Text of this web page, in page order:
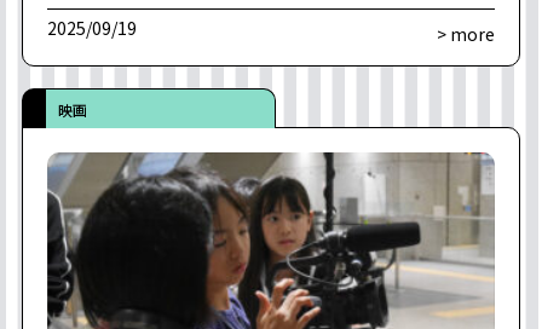
2025/09/19 > more
映画